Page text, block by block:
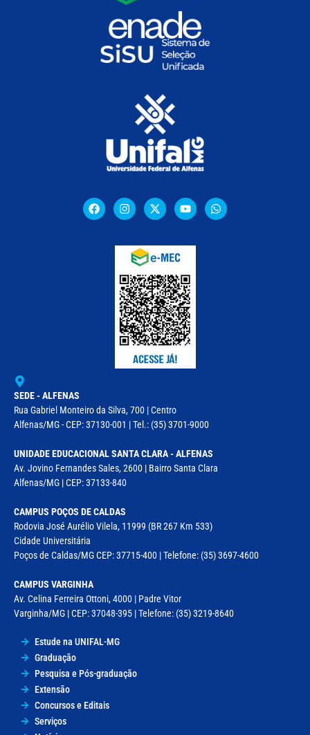
SEDE - ALFENAS
Rua Gabriel Monteiro da Silva, 700 | Centro
Alfenas/MG - CEP: 37130-001 | Tel.: (35) 3701-9000
UNIDADE EDUCACIONAL SANTA CLARA - ALFENAS
Av. Jovino Fernandes Sales, 2600 | Bairro Santa Clara
Alfenas/MG | CEP: 37133-840
CAMPUS POÇOS DE CALDAS
Rodovia José Aurélio Vilela, 11999 (BR 267 Km 533)
Cidade Universitária
Poços de Caldas/MG CEP: 37715-400 | Telefone: (35) 3697-4600
CAMPUS VARGINHA
Av. Celina Ferreira Ottoni, 4000 | Padre Vitor
Varginha/MG | CEP: 37048-395 | Telefone: (35) 3219-8640
Estude na UNIFAL-MG
Graduação
Pesquisa e Pós-graduação
Extensão
Concursos e Editais
Serviços